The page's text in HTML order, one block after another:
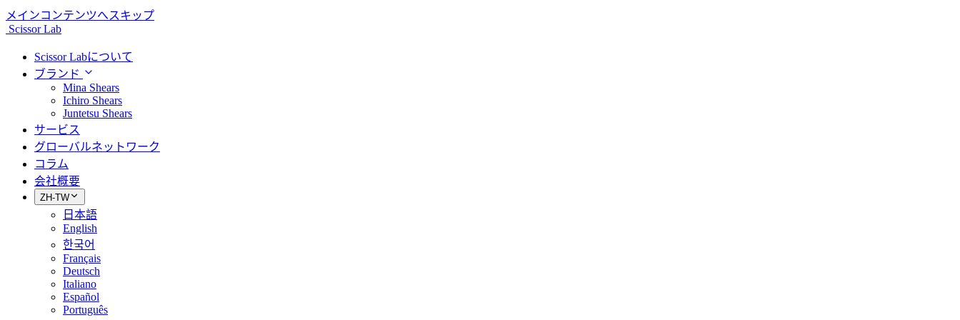
メインコンテンツへスキップ
Scissor Lab
Scissor Labについて
ブランド
Mina Shears
Ichiro Shears
Juntetsu Shears
サービス
グローバルネットワーク
コラム
会社概要
ZH-TW
日本語
English
한국어
Français
Deutsch
Italiano
Español
Português